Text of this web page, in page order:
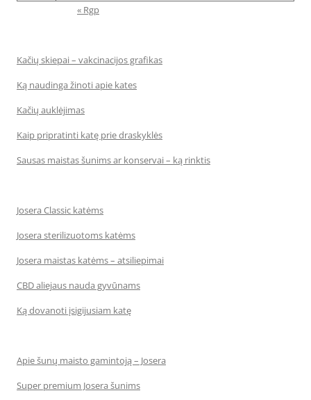
« Rgp
Kačių skiepai – vakcinacijos grafikas
Ką naudinga žinoti apie kates
Kačių auklėjimas
Kaip pripratinti katę prie draskyklės
Sausas maistas šunims ar konservai – ką rinktis
Josera Classic katėms
Josera sterilizuotoms katėms
Josera maistas katėms – atsiliepimai
CBD aliejaus nauda gyvūnams
Ką dovanoti įsigijusiam katę
Apie šunų maisto gamintoją – Josera
Super premium Josera šunims